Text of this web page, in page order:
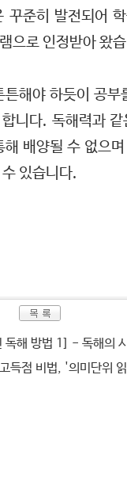
꾸준히 발전되어
으로 인정받아 왔
해야 하듯이 공부
니다. 독해력과
배양될 수 없으
있습니다.
독해 방법 1] - 독해의
득점 비법, '의미단위